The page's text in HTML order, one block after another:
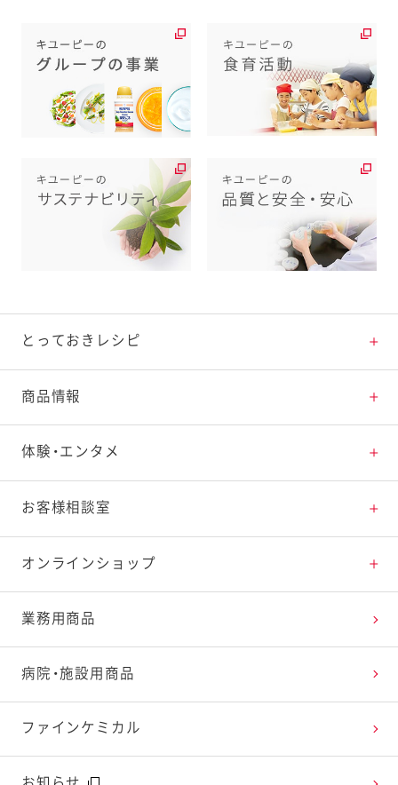
とっておきレシピ
とっておきレシピトップ
素材の知識
料理の基本
特集レシピ
レシピランキング
レシピ動画
今日のレシピギャラリー
商品情報
商品情報トップ
新商品・リニューアル品一覧
販売終了商品一覧
体験・エンタメ
体験・エンタメトップ
マヨテラス（見学施設）
オープンキッチン（工場見学）
深谷テラス ヤサイな仲間たちファーム
おたのしみコンテンツ
広告ギャラリー
お客様相談室
お客様相談室トップ
よくお寄せいただくご質問
お客様の声を活かしました
オンラインショップ
Qummy
キユーピーウエルネス
業務用商品
病院・施設用商品
ファインケミカル